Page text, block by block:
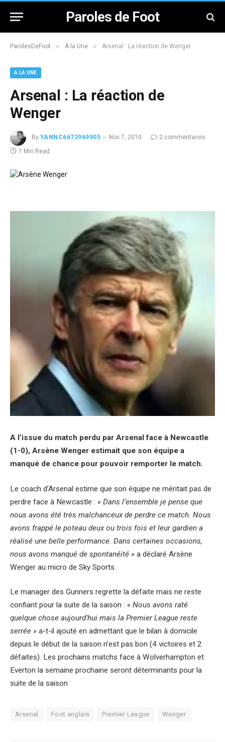
Paroles de Foot
ParolesDeFoot » A la Une » Arsenal : La réaction de Wenger
A LA UNE
Arsenal : La réaction de
Wenger
By YANNC6673969905 Nov 7, 2010
2 commentaires
1 Min Read
A l’issue du match perdu par Arsenal face à Newcastle
(1-0), Arsène Wenger estimait que son équipe a
manqué de chance pour pouvoir remporter le match.
Le coach d’Arsenal estime que son équipe ne méritait pas de
perdre face à Newcastle : « Dans l’ensemble je pense que
nous avons été très malchanceux de perdre ce match. Nous
avons frappé le poteau deux ou trois fois et leur gardien a
réalisé une belle performance. Dans certaines occasions,
nous avons manqué de spontanéité » a déclaré Arsène
Wenger au micro de Sky Sports.
Le manager des Gunners regrette la défaite mais ne reste
confiant pour la suite de la saison : « Nous avons raté
quelque chose aujourd’hui mais la Premier League reste
serrée » a-t-il ajouté en admettant que le bilan à domicile
depuis le début de la saison n’est pas bon (4 victoires et 2
défaites). Les prochains matchs face à Wolverhampton et
Everton la semaine prochaine seront déterminants pour la
suite de la saison
Arsenal Foot anglais Premier League Wenger